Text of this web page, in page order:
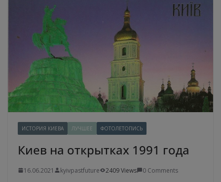
ИСТОРИЯ КИЕВА ЛУЧШЕЕ ФОТОЛЕТОПИСЬ
Киев на открытках 1991 года
16.06.2021 kyivpastfuture 2409 Views 0 Comments